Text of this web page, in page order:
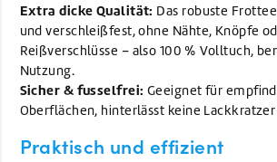
Extra dicke Qualität: Das robuste
und verschleißfest, ohne Nähte, Knöpfe
Reißverschlüsse – also 100 % Volltuch,
Nutzung.
Sicher & fusselfrei: Geeignet für
Oberflächen, hinterlässt keine
Praktisch und effizient